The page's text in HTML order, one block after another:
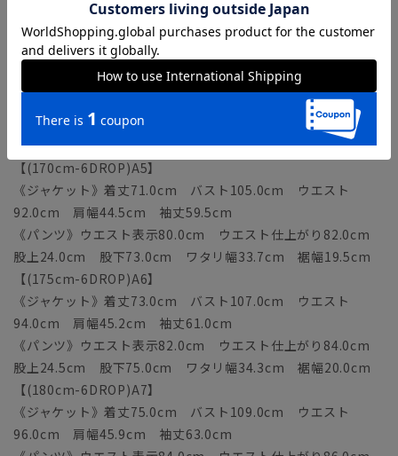
股上24.5cm 股下77.0cm ワタリ幅33.9cm 裾幅20.0cm
【(165cm-6DROP)A4】
《ジャケット》着丈69.0cm バスト103.0cm ウエスト
《パンツ》ウエスト表示78.0cm ウエスト仕上がり80.0cm
股上23.5cm 股下71.0cm ワタリ幅33.1cm 裾幅19.0cm
【(170cm-6DROP)A5】
《ジャケット》着丈71.0cm バスト105.0cm ウエスト
92.0cm 肩幅44.5cm 袖丈59.5cm
《パンツ》ウエスト表示80.0cm ウエスト仕上がり82.0cm
股上24.0cm 股下73.0cm ワタリ幅33.7cm 裾幅19.5cm
【(175cm-6DROP)A6】
《ジャケット》着丈73.0cm バスト107.0cm ウエスト
94.0cm 肩幅45.2cm 袖丈61.0cm
《パンツ》ウエスト表示82.0cm ウエスト仕上がり84.0cm
股上24.5cm 股下75.0cm ワタリ幅34.3cm 裾幅20.0cm
【(180cm-6DROP)A7】
《ジャケット》着丈75.0cm バスト109.0cm ウエスト
96.0cm 肩幅45.9cm 袖丈63.0cm